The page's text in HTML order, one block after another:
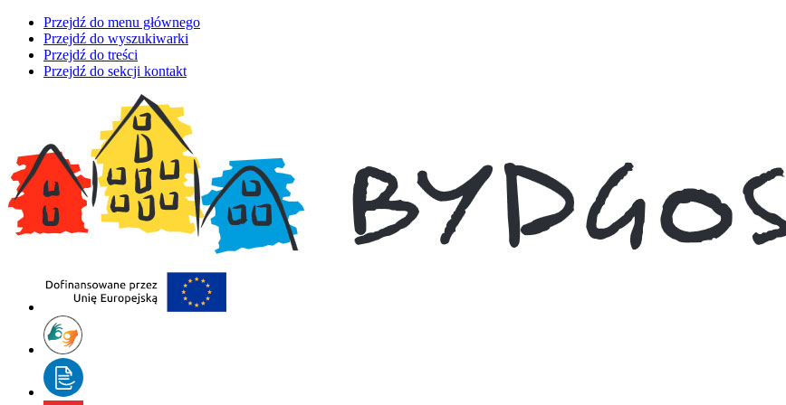
Przejdź do menu głównego
Przejdź do wyszukiwarki
Przejdź do treści
Przejdź do sekcji kontakt